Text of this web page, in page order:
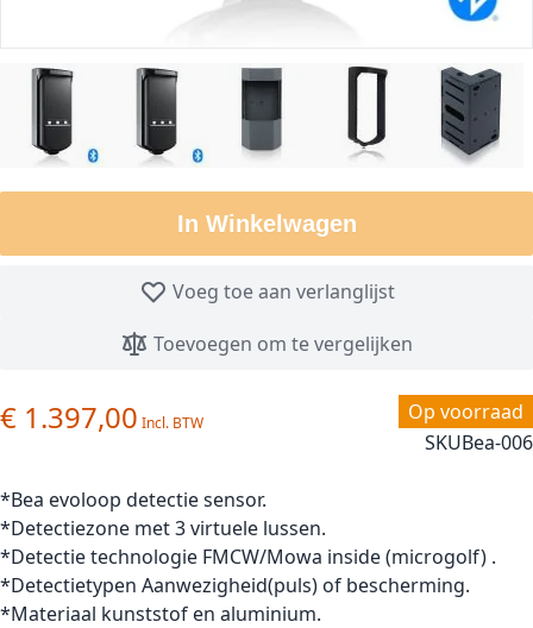
In Winkelwagen
Voeg toe aan verlanglijst
Toevoegen om te vergelijken
Op voorraad
SKUBea-006
€ 1.397,00
*Bea evoloop detectie sensor.
*Detectiezone met 3 virtuele lussen.
*Detectie technologie FMCW/Mowa inside (microgolf) .
*Detectietypen Aanwezigheid(puls) of bescherming.
*Materiaal kunststof en aluminium.